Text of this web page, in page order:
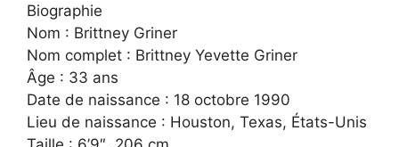
Biographie
Nom : Brittney Griner
Nom complet : Brittney Yevette Griner
Âge : 33 ans
Date de naissance : 18 octobre 1990
Lieu de naissance : Houston, Texas, États-Unis